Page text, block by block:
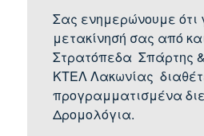
Σας ενημερώνουμε ότι
μετακίνησή σας από
Στρατόπεδα Σπάρτης &
ΚΤΕΛ Λακωνίας
προγραμματισμένα
Δρομολόγια.